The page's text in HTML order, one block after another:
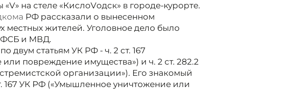
на стеле «КислоVодск» в городе-курорте.
РФ рассказали о вынесенном
местных жителей. Уголовное дело было
ФСБ и МВД.
двум статьям УК РФ - ч. 2 ст. 167
повреждение имущества») и ч. 2 ст. 282.2
организации»). Его знакомый
167 УК РФ («Умышленное уничтожение или